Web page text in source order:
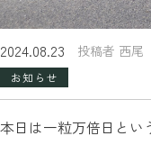
2024.08.23 投稿者 西尾
お知らせ
本日は一粒万倍日と